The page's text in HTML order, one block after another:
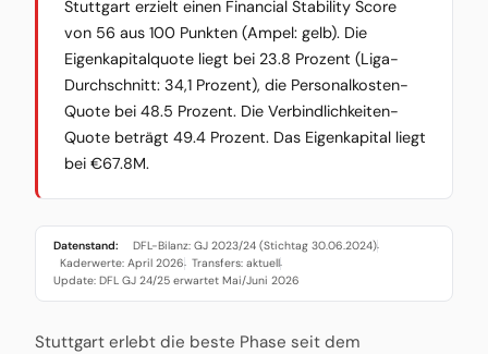
Stuttgart erzielt einen Financial Stability Score
von 56 aus 100 Punkten (Ampel: gelb). Die
Eigenkapitalquote liegt bei 23.8 Prozent (Liga-
Durchschnitt: 34,1 Prozent), die Personalkosten-
Quote bei 48.5 Prozent. Die Verbindlichkeiten-
Quote beträgt 49.4 Prozent. Das Eigenkapital liegt
bei €67.8M.
Datenstand: DFL-Bilanz: GJ 2023/24 (Stichtag 30.06.2024)·
Kaderwerte: April 2026· Transfers: aktuell·
Update: DFL GJ 24/25 erwartet Mai/Juni 2026
Stuttgart erlebt die beste Phase seit dem